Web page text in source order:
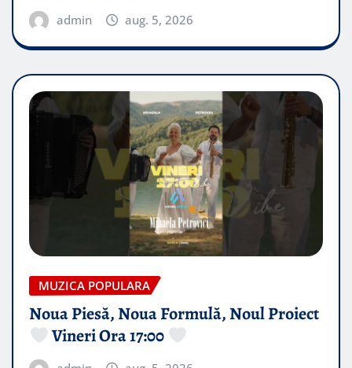
admin aug. 5, 2026
MUZICA POPULARA
Noua Piesă, Noua Formulă, Noul Proiect
Vineri Ora 17:00